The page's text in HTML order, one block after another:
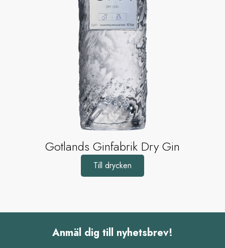
Gotlands Ginfabrik Dry Gin
Till drycken
Anmäl dig till nyhetsbrev!